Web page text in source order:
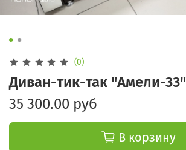
(0)
Диван-тик-так "Амели-33"
35 300.00 руб
В корзину